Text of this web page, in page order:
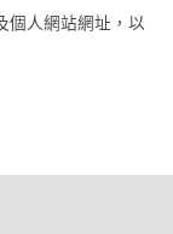
個人網站網址，以